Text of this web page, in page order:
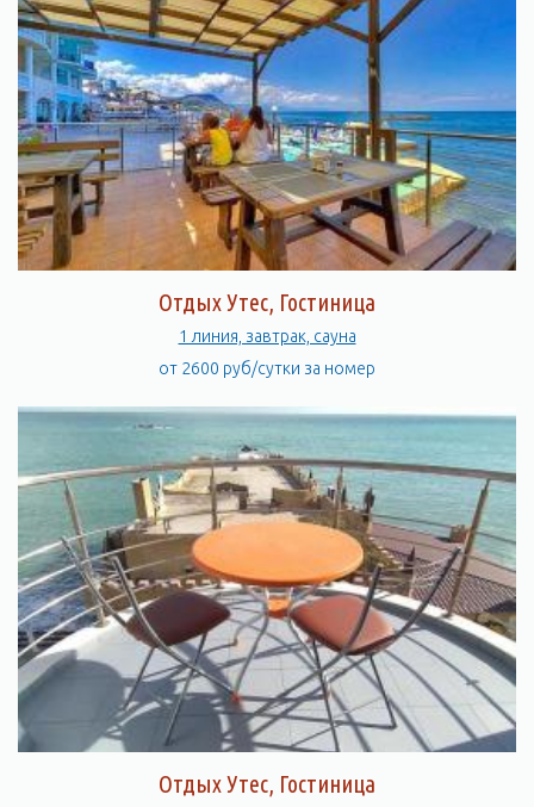
Отдых Утес, Гостиница
1 линия, завтрак, сауна
от 2600 руб/сутки за номер
Отдых Утес, Гостиница